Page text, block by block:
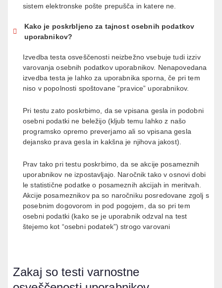
sistem elektronske pošte prepušča in katere ne.
Kako je poskrbljeno za tajnost osebnih podatkov
uporabnikov?
Izvedba testa osveščenosti neizbežno vsebuje tudi izziv
varovanja osebnih podatkov uporabnikov. Nenapovedana
izvedba testa je lahko za uporabnika sporna, če pri tem
niso v popolnosti spoštovane “pravice” uporabnikov.
Pri testu zato poskrbimo, da se vpisana gesla in podobni
osebni podatki ne beležijo (kljub temu lahko z našo
programsko opremo preverjamo ali so vpisana gesla
dejansko prava gesla in kakšna je njihova jakost).
Prav tako pri testu poskrbimo, da se akcije posameznih
uporabnikov ne izpostavljajo. Naročnik tako v osnovi dobi
le statistične podatke o posameznih akcijah in meritvah.
Akcije posameznikov pa so naročniku posredovane zgolj s
posebnim dogovorom in pod pogojem, da so pri tem
osebni podatki (kako se je uporabnik odzval na test
štejemo kot “osebni podatek”) strogo varovani
Zakaj so testi varnostne